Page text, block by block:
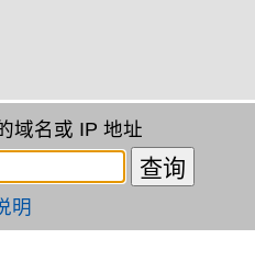
域名或 IP 地址
明